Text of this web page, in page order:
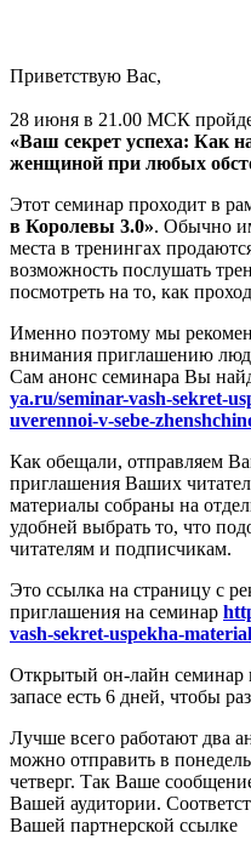
Приветствую Вас,
28 июня в 21.00 МСК
«Ваш секрет успеха: Как
женщиной при любых
Этот семинар проходит в
в Королевы 3.0». Обычно
места в тренингах
возможность послушать
посмотреть на то, как
Именно поэтому мы
внимания приглашению
Сам анонс семинара Вы
ya.ru/seminar-vash-sekret-
uverennoi-v-sebe-
Как обещали, отправляем
приглашения Ваших
материалы собраны на
удобней выбрать то, что
читателям и подписчикам.
Это ссылка на страницу с
приглашения на семинар
vash-sekret-uspekha-
Открытый он-лайн семинар
запасе есть 6 дней, чтобы
Лучше всего работают два
можно отправить в
четверг. Так Ваше
Вашей аудитории.
Вашей партнерской ссылке